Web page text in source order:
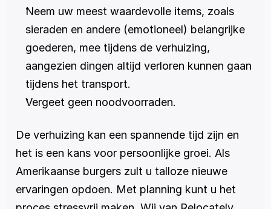
Neem uw meest waardevolle items, zoals
sieraden en andere (emotioneel) belangrijke
goederen, mee tijdens de verhuizing,
aangezien dingen altijd verloren kunnen gaan
tijdens het transport.
Vergeet geen noodvoorraden.
De verhuizing kan een spannende tijd zijn en
het is een kans voor persoonlijke groei. Als
Amerikaanse burgers zult u talloze nieuwe
ervaringen opdoen. Met planning kunt u het